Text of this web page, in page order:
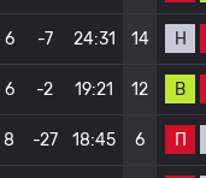
6 -7 24:31 14 Н
6 -2 19:21 12 В
8 -27 18:45 6 П